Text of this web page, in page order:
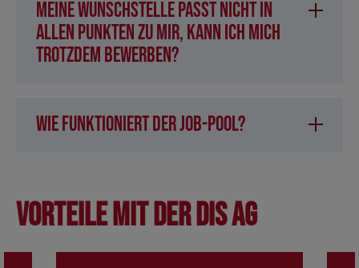
Meine Wunschstelle passt nicht in
allen Punkten zu mir, kann ich mich
trotzdem bewerben?
Wie funktioniert der Job-Pool?
Vorteile mit der DIS AG